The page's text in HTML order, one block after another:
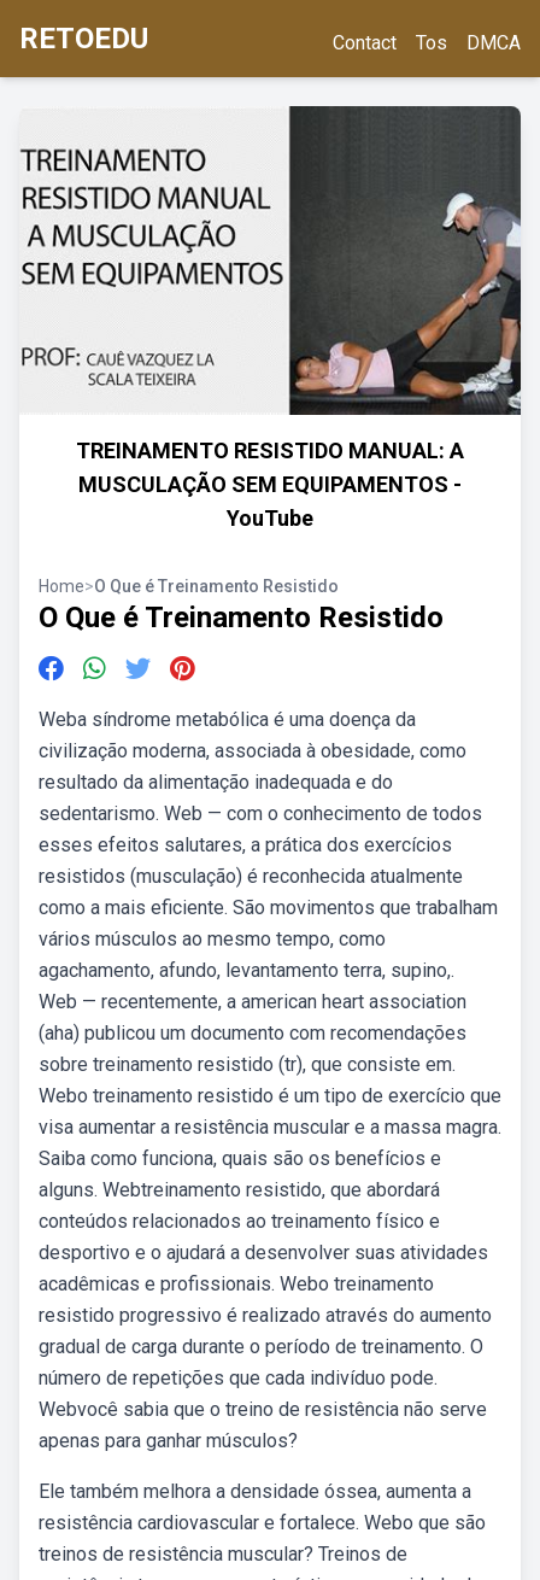
RETOEDU Contact Tos DMCA
TREINAMENTO RESISTIDO MANUAL: A
MUSCULAÇÃO SEM EQUIPAMENTOS -
YouTube
Home>O Que é Treinamento Resistido
O Que é Treinamento Resistido
Weba síndrome metabólica é uma doença da
civilização moderna, associada à obesidade, como
resultado da alimentação inadequada e do
sedentarismo. Web — com o conhecimento de todos
esses efeitos salutares, a prática dos exercícios
resistidos (musculação) é reconhecida atualmente
como a mais eficiente. São movimentos que trabalham
vários músculos ao mesmo tempo, como
agachamento, afundo, levantamento terra, supino,.
Web — recentemente, a american heart association
(aha) publicou um documento com recomendações
sobre treinamento resistido (tr), que consiste em.
Webo treinamento resistido é um tipo de exercício que
visa aumentar a resistência muscular e a massa magra.
Saiba como funciona, quais são os benefícios e
alguns. Webtreinamento resistido, que abordará
conteúdos relacionados ao treinamento físico e
desportivo e o ajudará a desenvolver suas atividades
acadêmicas e profissionais. Webo treinamento
resistido progressivo é realizado através do aumento
gradual de carga durante o período de treinamento. O
número de repetições que cada indivíduo pode.
Webvocê sabia que o treino de resistência não serve
apenas para ganhar músculos?
Ele também melhora a densidade óssea, aumenta a
resistência cardiovascular e fortalece. Webo que são
treinos de resistência muscular? Treinos de